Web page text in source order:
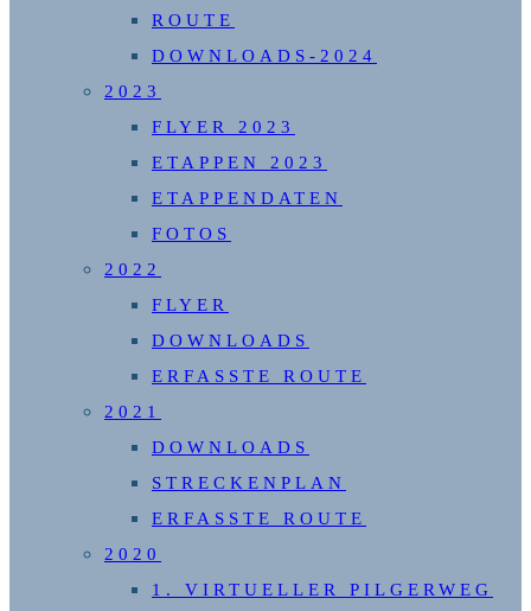
ROUTE
DOWNLOADS-2024
2023
FLYER 2023
ETAPPEN 2023
ETAPPENDATEN
FOTOS
2022
FLYER
DOWNLOADS
ERFASSTE ROUTE
2021
DOWNLOADS
STRECKENPLAN
ERFASSTE ROUTE
2020
1. VIRTUELLER PILGERWEG